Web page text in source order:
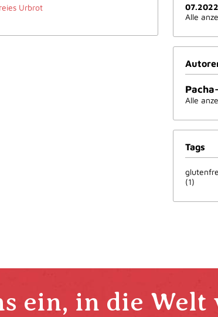
Alle
Alle
Tags
(1)
Urbrot
ein, in die Welt